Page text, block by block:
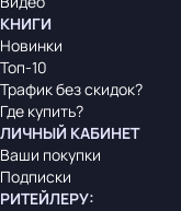
КНИГИ
Новинки
Топ-10
Трафик без скидок?
Где купить?
ЛИЧНЫЙ КАБИНЕТ
Ваши покупки
Подписки
РИТЕЙЛЕРУ: